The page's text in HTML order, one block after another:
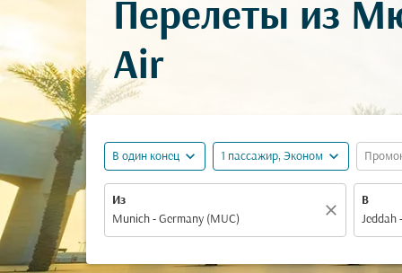
Перелеты из
Air
В один конец expand_more 1 пассажир, Эконом expand_more
Из
close
В